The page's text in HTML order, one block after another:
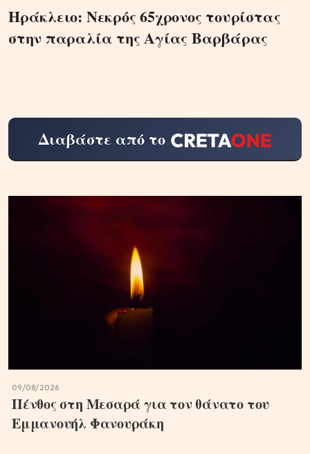
Ηράκλειο: Νεκρός 65χρονος τουρίστας
στην παραλία της Αγίας Βαρβάρας
Διαβάστε από το
09/08/2026
Πένθος στη Μεσαρά για τον θάνατο του
Εμμανουήλ Φανουράκη